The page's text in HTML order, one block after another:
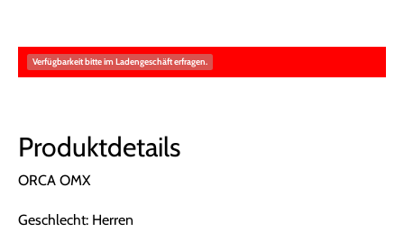
Verfügbarkeit bitte im Ladengeschäft erfragen.
Produktdetails
ORCA OMX
Geschlecht: Herren